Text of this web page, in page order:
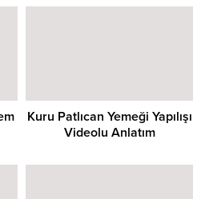
Kuru Patlıcan Yemeği Yapılışı
Videolu Anlatım